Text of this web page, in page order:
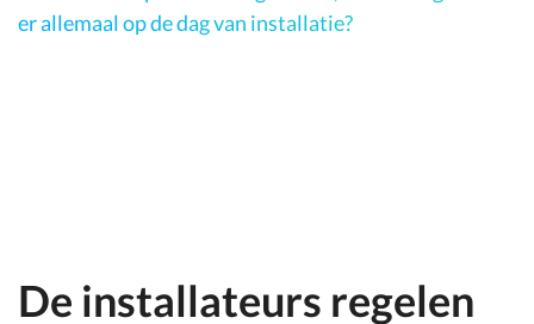
er allemaal op de dag van installatie?
De installateurs regelen